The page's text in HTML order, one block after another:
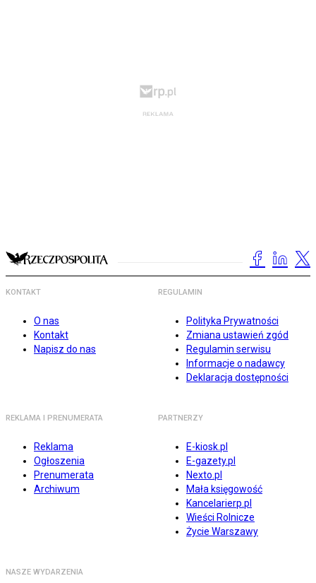
KONTAKT
O nas
Kontakt
Napisz do nas
REGULAMIN
Polityka Prywatności
Zmiana ustawień zgód
Regulamin serwisu
Informacje o nadawcy
Deklaracja dostępności
REKLAMA I PRENUMERATA
Reklama
Ogłoszenia
Prenumerata
Archiwum
PARTNERZY
E-kiosk.pl
E-gazety.pl
Nexto.pl
Mała księgowość
Kancelarierp.pl
Wieści Rolnicze
Życie Warszawy
NASZE WYDARZENIA